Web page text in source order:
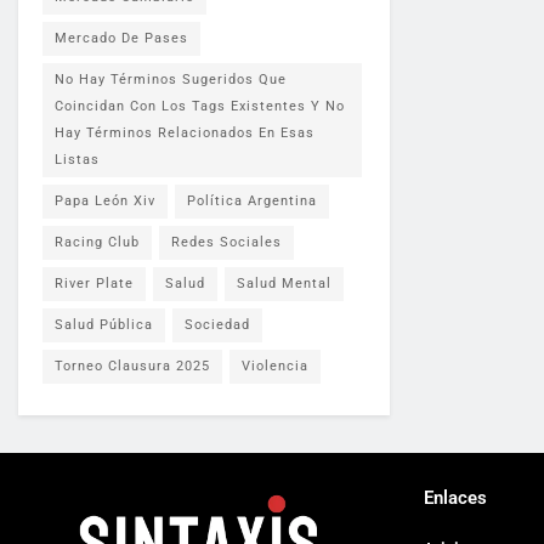
Mercado De Pases
No Hay Términos Sugeridos Que
Coincidan Con Los Tags Existentes Y No
Hay Términos Relacionados En Esas
Listas
Papa León Xiv Política Argentina
Racing Club Redes Sociales
River Plate Salud Salud Mental
Salud Pública Sociedad
Torneo Clausura 2025 Violencia
Enlaces